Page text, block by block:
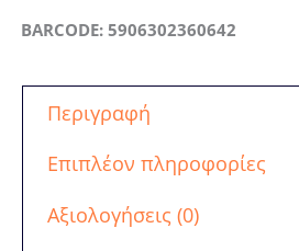
BARCODE: 5906302360642
Περιγραφή
Επιπλέον πληροφορίες
Αξιολογήσεις (0)